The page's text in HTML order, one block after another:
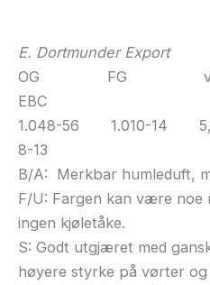
E. Dortmunder Export
OG FG
EBC
1.048-56 1.010-
8-13
B/A: Merkbar humleduft,
F/U: Fargen kan være noe
ingen kjøletåke.
S: Godt utgjæret med
høyere styrke på vørter